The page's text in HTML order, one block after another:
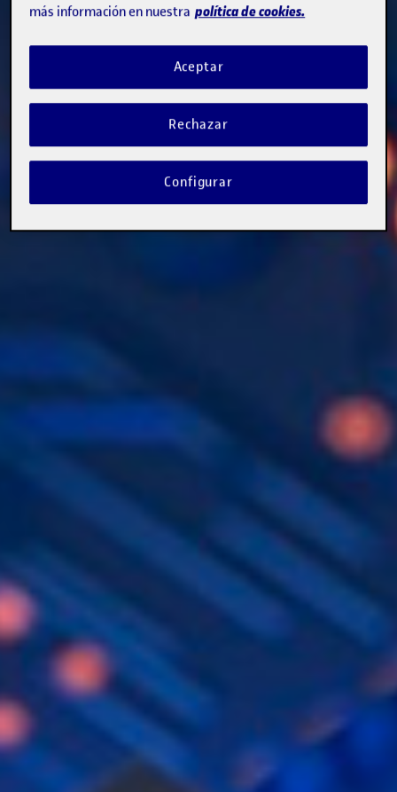
más información en nuestra política de cookies.
Rechazar
Aceptar
Configurar